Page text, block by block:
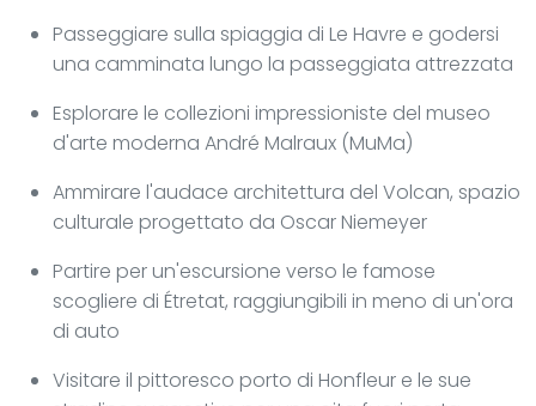
Passeggiare sulla spiaggia di Le Havre e godersi
una camminata lungo la passeggiata attrezzata
Esplorare le collezioni impressioniste del museo
d'arte moderna André Malraux (MuMa)
Ammirare l'audace architettura del Volcan, spazio
culturale progettato da Oscar Niemeyer
Partire per un'escursione verso le famose
scogliere di Étretat, raggiungibili in meno di un'ora
di auto
Visitare il pittoresco porto di Honfleur e le sue